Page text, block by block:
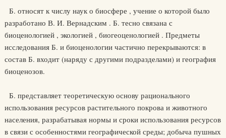
Б. относят к числу наук о биосфере , учение о которой было
разработано В. И. Вернадским . Б. тесно связана с
биоценологией , экологией , биогеоценологией . Предметы
исследования Б. и биоценологии частично перекрываются: в
состав Б. входит (наряду с другими подразделами) и география
биоценозов.
Б. представляет теоретическую основу рационального
использования ресурсов растительного покрова и животного
населения, разрабатывая нормы и сроки использования ресурсов
в связи с особенностями географической среды; добыча пушных